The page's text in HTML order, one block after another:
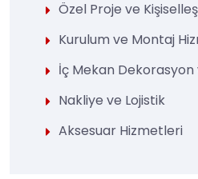
Özel Proje ve
Kurulum ve Montaj
İç Mekan Dekorasyon
Nakliye ve Lojistik
Aksesuar Hizmetleri